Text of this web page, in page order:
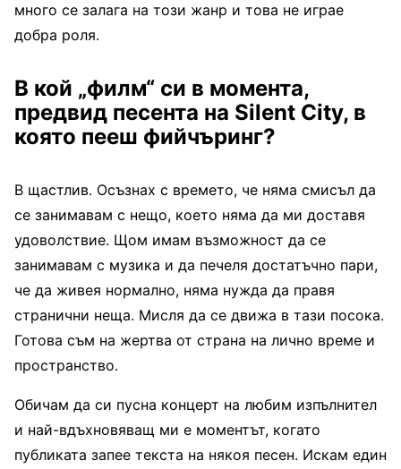
много се залага на този жанр и това не играе
добра роля.
В кой „филм“ си в момента,
предвид песента на Silent City, в
която пееш фийчъринг?
В щастлив. Осъзнах с времето, че няма смисъл да
се занимавам с нещо, което няма да ми доставя
удоволствие. Щом имам възможност да се
занимавам с музика и да печеля достатъчно пари,
че да живея нормално, няма нужда да правя
странични неща. Мисля да се движа в тази посока.
Готова съм на жертва от страна на лично време и
пространство.
Обичам да си пусна концерт на любим изпълнител
и най-вдъхновяващ ми е моментът, когато
публиката запее текста на някоя песен. Искам един